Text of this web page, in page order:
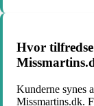
Hvor
Kunderne synes
Missmartins.dk.